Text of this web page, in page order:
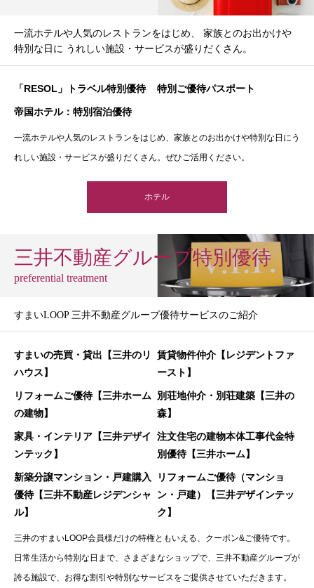
一流ホテルや人気のレストランをはじめ、 家族とのお出かけや
特別な日に うれしい施設・サービスが盛りだくさん。
「RESOL」トラベル特別優待 特別ご優待パスポート
帝国ホテル：特別宿泊優待
一流ホテルや人気のレストランをはじめ、家族とのお出かけや特別な日にう
れしい施設・サービスが盛りだくさん。ぜひご活用ください。
ホテル
三井不動産グループ特別優待
preferential treatment
すまいLOOP 三井不動産グループ優待サービスのご紹介
すまいの売買・貸出【三井のリ
ハウス】
賃貸物件仲介【レジデントファ
ースト】
リフォームご優待【三井ホーム
の建物】
別荘地仲介・別荘建築【三井の
森】
家具・インテリア【三井デザイ
ンテック】
注文住宅の建物本体工事代金特
別優待【三井ホーム】
新築分譲マンション・戸建購入
優待【三井不動産レジデンシャ
ル】
リフォームご優待（マンショ
ン・戸建）【三井デザインテッ
ク】
三井のすまいLOOP会員様だけの特権ともいえる、クーポン&ご優待です。
日常生活から特別な日まで、さまざまなショップで、三井不動産グループが
誇る施設で、お得な割引や特別なサービスをご提供させていただきます。